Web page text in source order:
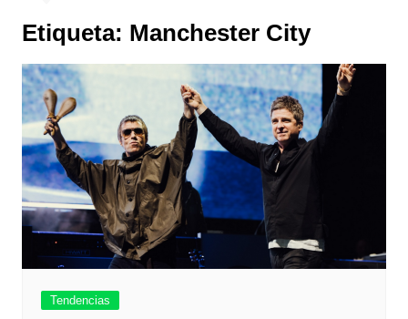
Etiqueta: Manchester City
Tendencias